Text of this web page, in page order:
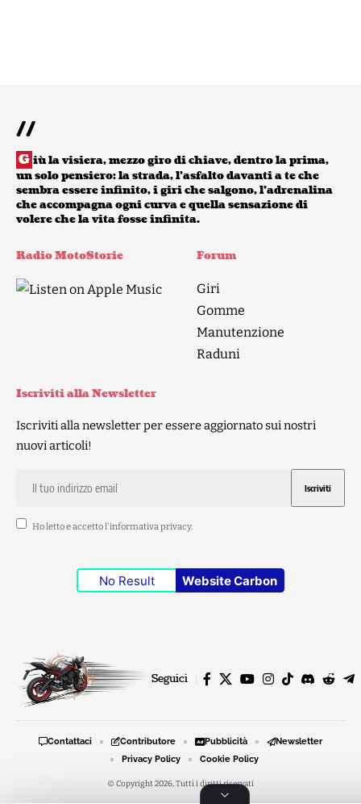
//
G iù la visiera, mezzo giro di chiave, dentro la prima,
un solo pensiero: la strada, l’asfalto davanti a te che
sembra essere infinito, i giri che salgono, l’adrenalina
che accompagna ogni curva e quella sensazione di
volere che la vita fosse infinita.
Radio MotoStorie Forum
Giri
Gomme
Manutenzione
Raduni
Iscriviti alla Newsletter
Iscriviti alla newsletter per essere aggiornato sui nostri
nuovi articoli!
Ho letto e accetto l'informativa privacy.
No Result Website Carbon
Seguici
© Copyright 2026, Tutti i diritti riservati
Contattaci Contributore Pubblicità
Newsletter
Privacy Policy
Cookie Policy